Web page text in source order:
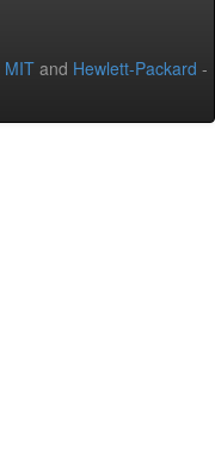
MIT and Hewlett-Packard -